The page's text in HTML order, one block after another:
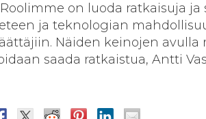
on luoda ratkaisuja
ja teknologian
Näiden keinojen avulla
saada ratkaistua, Antti